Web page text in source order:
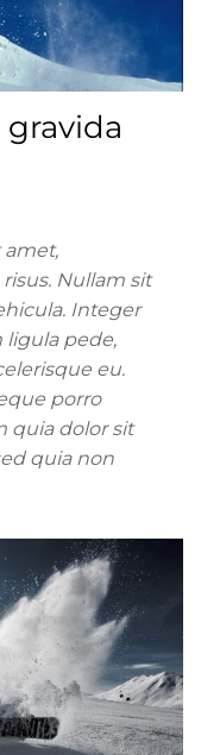
amet,
Nullam sit
Integer
ligula pede,
eu.
porro
quia dolor sit
quia non